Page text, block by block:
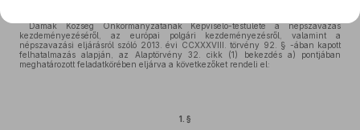
Damak Község Önkormányzatának Képviselő-testülete a népszavazás
kezdeményezéséről, az európai polgári kezdeményezésről, valamint a
népszavazási eljárásról szóló 2013. évi CCXXXVIII. törvény 92. § -ában kapott
felhatalmazás alapján, az Alaptörvény 32. cikk (1) bekezdés a) pontjában
meghatározott feladatkörében eljárva a következőket rendeli el:
1. §